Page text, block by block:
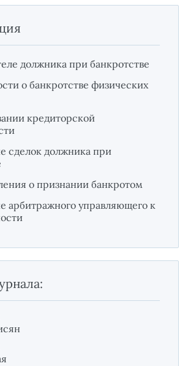
должника при банкротстве
о банкротстве физических
кредиторской
сделок должника при
о признании банкротом
арбитражного управляющего к